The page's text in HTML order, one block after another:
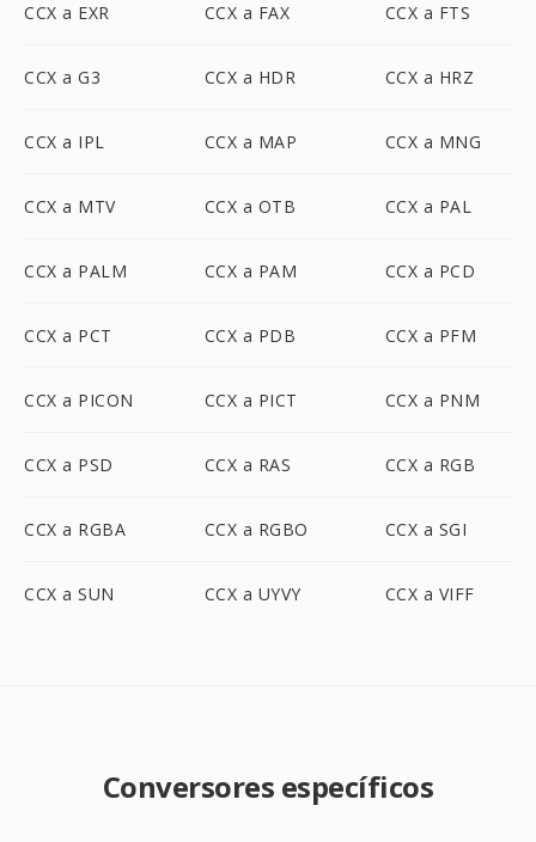
CCX a EXR CCX a FAX CCX a FTS
CCX a G3 CCX a HDR CCX a HRZ
CCX a IPL CCX a MAP CCX a MNG
CCX a MTV CCX a OTB CCX a PAL
CCX a PALM CCX a PAM CCX a PCD
CCX a PCT CCX a PDB CCX a PFM
CCX a PICON CCX a PICT CCX a PNM
CCX a PSD CCX a RAS CCX a RGB
CCX a RGBA CCX a RGBO CCX a SGI
CCX a SUN CCX a UYVY CCX a VIFF
Conversores específicos